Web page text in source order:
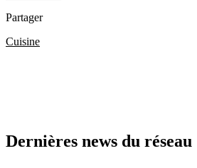
Partager
Cuisine
Dernières news du réseau